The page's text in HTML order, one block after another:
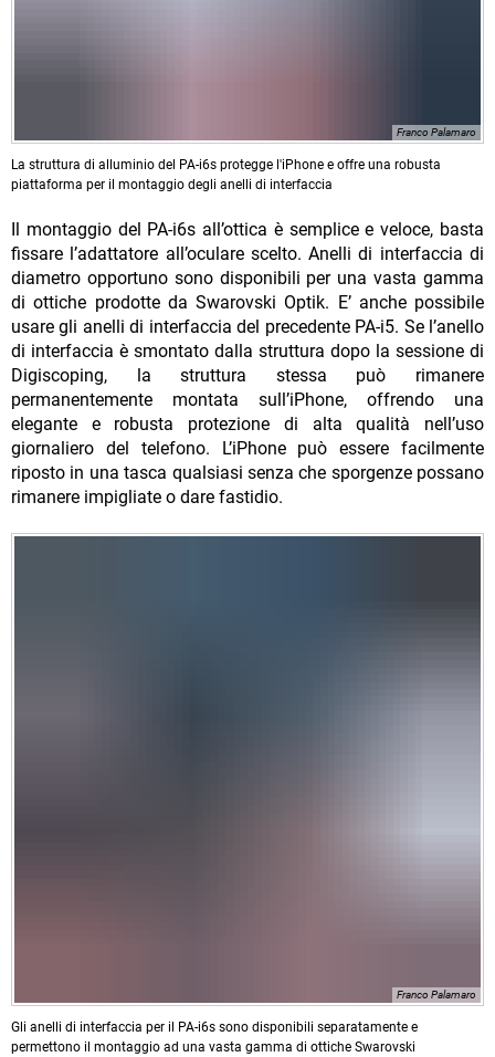
Franco Palamaro
La struttura di alluminio del PA-i6s protegge l'iPhone e offre una robusta
piattaforma per il montaggio degli anelli di interfaccia
Il montaggio del PA-i6s all’ottica è semplice e veloce, basta
fissare l’adattatore all’oculare scelto. Anelli di interfaccia di
diametro opportuno sono disponibili per una vasta gamma
di ottiche prodotte da Swarovski Optik. E’ anche possibile
usare gli anelli di interfaccia del precedente PA-i5. Se l’anello
di interfaccia è smontato dalla struttura dopo la sessione di
Digiscoping, la struttura stessa può rimanere
permanentemente montata sull’iPhone, offrendo una
elegante e robusta protezione di alta qualità nell’uso
giornaliero del telefono. L’iPhone può essere facilmente
riposto in una tasca qualsiasi senza che sporgenze possano
rimanere impigliate o dare fastidio.
Franco Palamaro
Gli anelli di interfaccia per il PA-i6s sono disponibili separatamente e
permettono il montaggio ad una vasta gamma di ottiche Swarovski